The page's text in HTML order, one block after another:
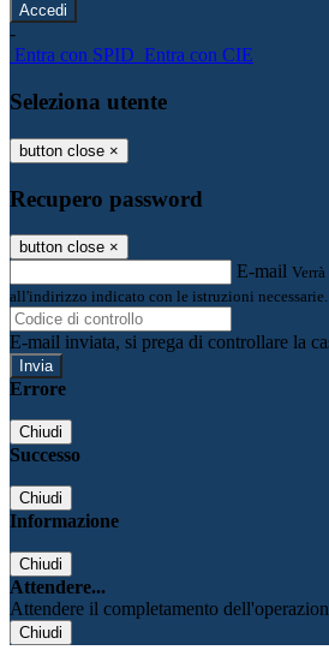
-
Entra con SPID Entra con CIE
Seleziona utente
button close ×
Recupero password
button close ×
E-mail
all'indirizzo indicato con le istruzioni necessarie.
E-mail inviata, si prega di controllare la
Errore
Chiudi
Successo
Chiudi
Informazione
Chiudi
Attendere...
Attendere il completamento
Chiudi